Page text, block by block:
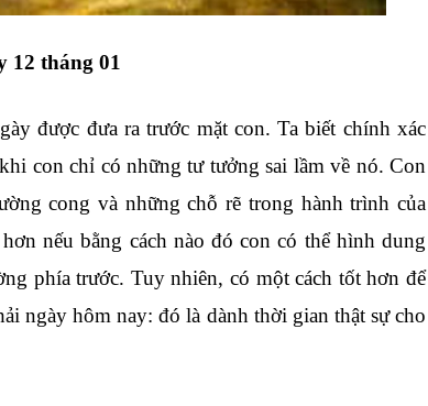
12 tháng 01
được đưa ra trước mặt con. Ta biết chính xác
con chỉ có những tư tưởng sai lầm về nó. Con
cong và những chỗ rẽ trong hành trình của
nếu bằng cách nào đó con có thể hình dung
phía trước. Tuy nhiên, có một cách tốt hơn để
ngày hôm nay: đó là dành thời gian thật sự cho